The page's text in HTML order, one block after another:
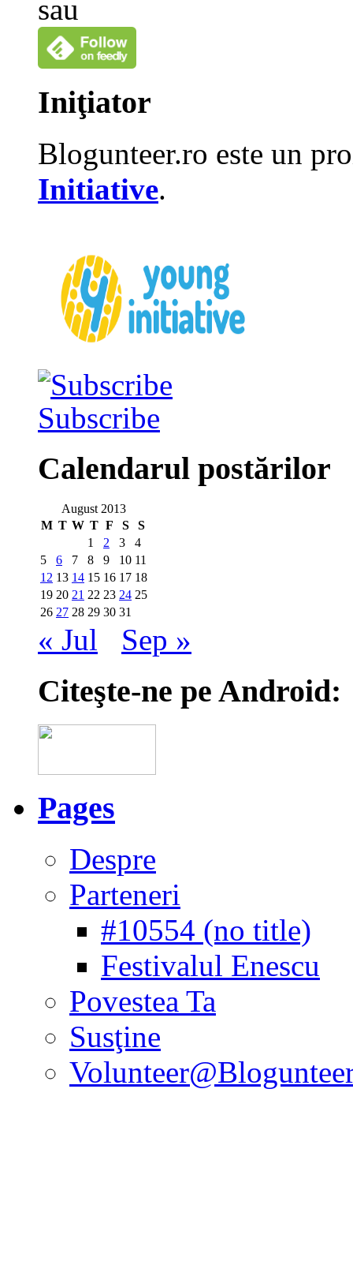
sau
Iniţiator
Blogunteer.ro este un
Initiative.
Subscribe
Calendarul postărilor
August 2013
M T W T F S
S
1
2 3
4
5
6 7 8 9 10 11
12 13 14 15 16 17 18
19 20 21 22 23 24 25
26 27 28 29 30 31
« Jul Sep »
Citeşte-ne pe Android:
Pages
Despre
Parteneri
#10554 (no title)
Festivalul Enescu
Povestea Ta
Susţine